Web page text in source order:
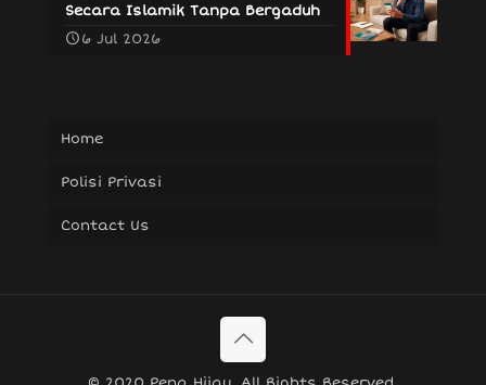
Secara Islamik Tanpa Bergaduh
6 Jul 2026
Home
Polisi Privasi
Contact Us